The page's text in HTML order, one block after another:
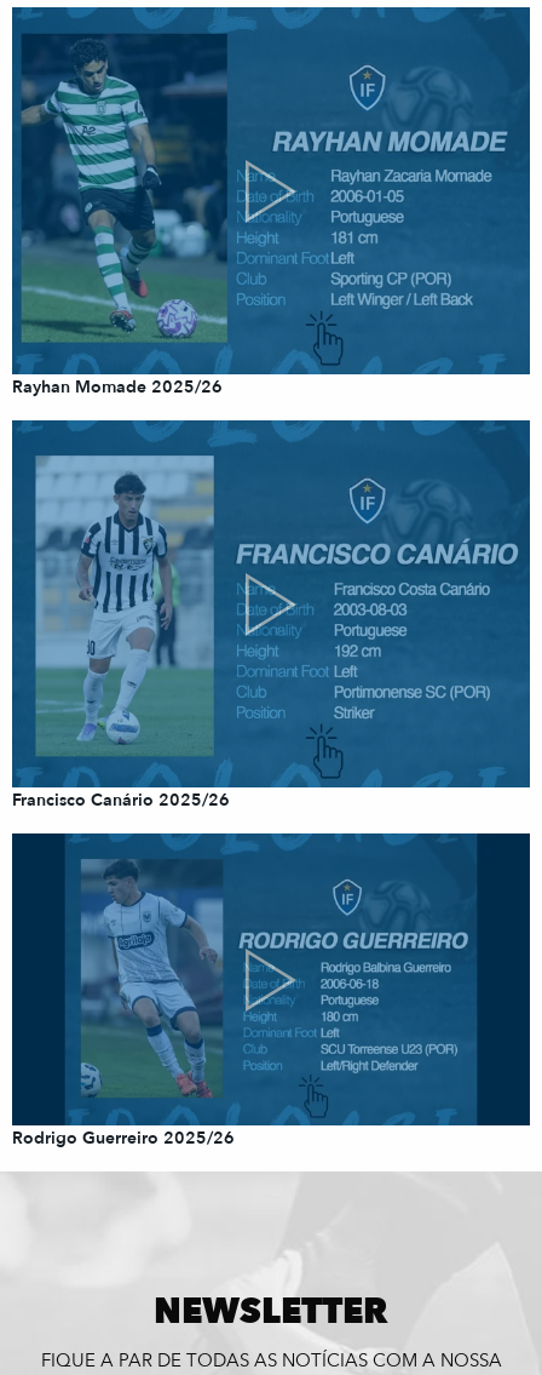
Rayhan Momade 2025/26
Francisco Canário 2025/26
Rodrigo Guerreiro 2025/26
NEWSLETTER
FIQUE A PAR DE TODAS AS NOTÍCIAS COM A NOSSA